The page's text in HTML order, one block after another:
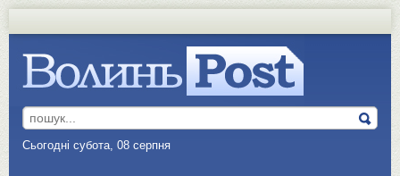
Сьогодні субота, 08 серпня